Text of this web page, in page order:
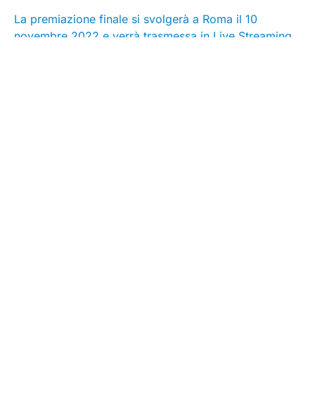
La premiazione finale si svolgerà a Roma il 10
novembre 2022 e verrà trasmessa in Live Streaming.